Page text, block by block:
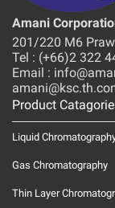
Amani
201/220 M6
Tel : (+66)2 322
Email :
Product
Liquid
Gas Chromatography
Thin Layer